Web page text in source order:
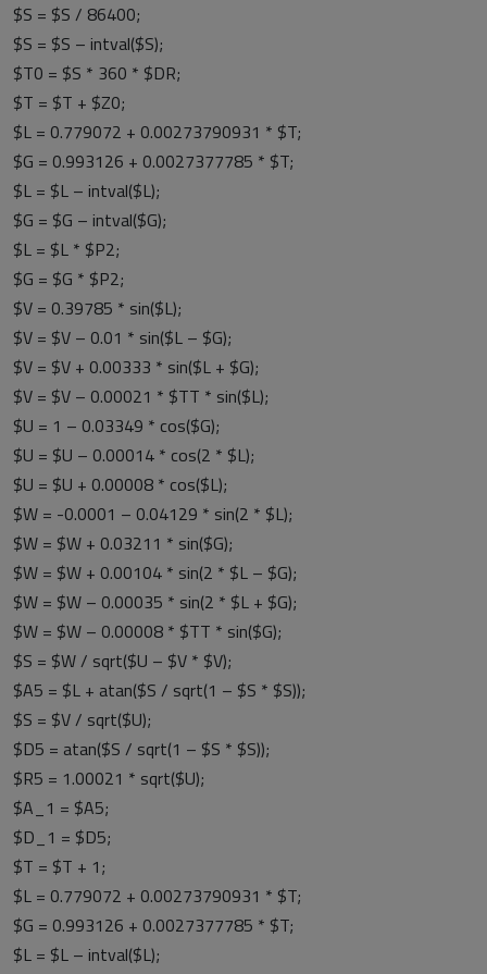
$S = $S / 86400;
$S = $S – intval($S);
$T0 = $S * 360 * $DR;
$T = $T + $Z0;
$L = 0.779072 + 0.00273790931 * $T;
$G = 0.993126 + 0.0027377785 * $T;
$L = $L – intval($L);
$G = $G – intval($G);
$L = $L * $P2;
$G = $G * $P2;
$V = 0.39785 * sin($L);
$V = $V – 0.01 * sin($L – $G);
$V = $V + 0.00333 * sin($L + $G);
$V = $V – 0.00021 * $TT * sin($L);
$U = 1 – 0.03349 * cos($G);
$U = $U – 0.00014 * cos(2 * $L);
$U = $U + 0.00008 * cos($L);
$W = -0.0001 – 0.04129 * sin(2 * $L);
$W = $W + 0.03211 * sin($G);
$W = $W + 0.00104 * sin(2 * $L – $G);
$W = $W – 0.00035 * sin(2 * $L + $G);
$W = $W – 0.00008 * $TT * sin($G);
$S = $W / sqrt($U – $V * $V);
$A5 = $L + atan($S / sqrt(1 – $S * $S));
$S = $V / sqrt($U);
$D5 = atan($S / sqrt(1 – $S * $S));
$R5 = 1.00021 * sqrt($U);
$A_1 = $A5;
$D_1 = $D5;
$T = $T + 1;
$L = 0.779072 + 0.00273790931 * $T;
$G = 0.993126 + 0.0027377785 * $T;
$L = $L – intval($L);